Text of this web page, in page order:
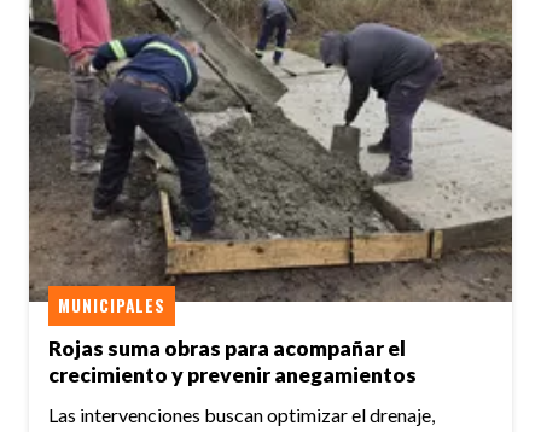
Rojas suma obras para acompañar el
crecimiento y prevenir anegamientos
MUNICIPALES
Las intervenciones buscan optimizar el drenaje,